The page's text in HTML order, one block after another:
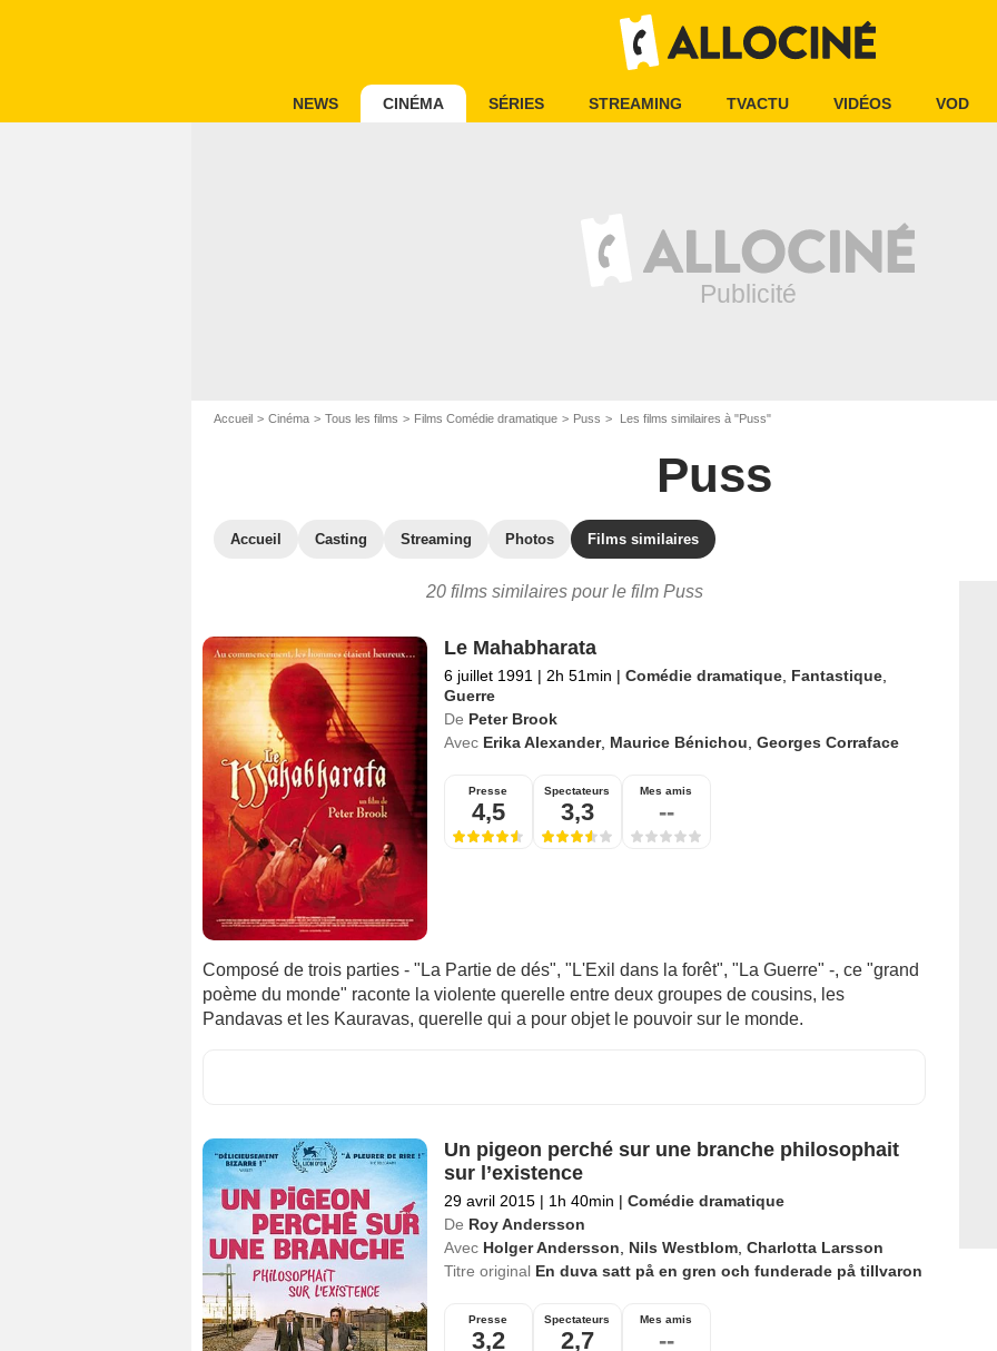
NEWS CINÉMA SÉRIES STREAMING TVACTU VIDÉOS VOD
Accueil Cinéma Tous les films Films Comédie dramatique Puss Les films similaires à "Puss"
Puss
Accueil Casting Streaming Photos Films similaires
20 films similaires pour le film Puss
Le Mahabharata
6 juillet 1991 | 2h 51min | Comédie dramatique, Fantastique,
Guerre
De Peter Brook
Avec Erika Alexander, Maurice Bénichou Georges Corraface
Presse
4,5
Spectateurs
3,3
Mes amis
--
Composé de trois parties - "La Partie de dés", "L'Exil dans la forêt", "La Guerre" -, ce "grand
poème du monde" raconte la violente querelle entre deux groupes de cousins, les
Pandavas et les Kauravas, querelle qui a pour objet le pouvoir sur le monde.
Un pigeon perché sur une branche philosophait
sur l’existence
29 avril 2015 | 1h 40min | Comédie dramatique
De Roy Andersson
Avec Holger Andersson Nils Westblom, Charlotta Larsson
Titre original En duva satt på en gren och funderade på tillvaron
Presse
3,2
Spectateurs
2,7
Mes amis
--